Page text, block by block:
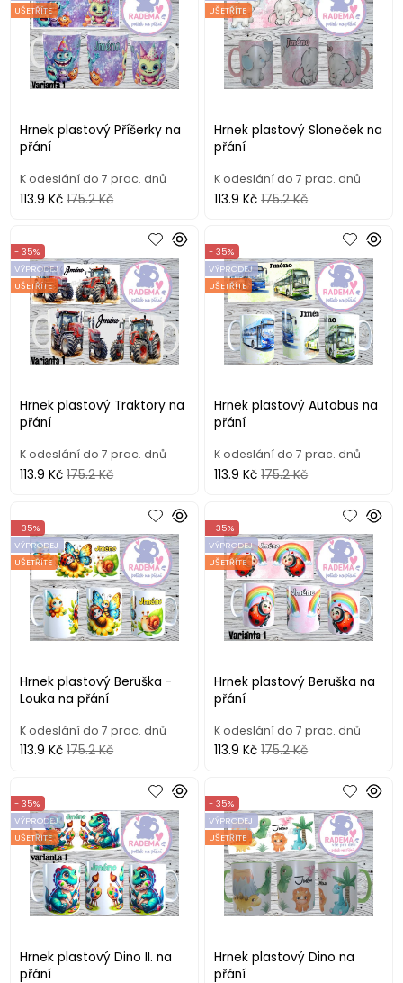
Hrnek plastový Příšerky na
přání
UŠETŘÍTE
K odeslání do 7 prac. dnů
113.9 Kč 175.2 Kč
Hrnek plastový Sloneček na
přání
UŠETŘÍTE
K odeslání do 7 prac. dnů
113.9 Kč 175.2 Kč
Hrnek plastový Traktory na
přání
- 35%
VÝPRODEJ
UŠETŘÍTE
K odeslání do 7 prac. dnů
113.9 Kč 175.2 Kč
Hrnek plastový Autobus na
přání
- 35%
VÝPRODEJ
UŠETŘÍTE
K odeslání do 7 prac. dnů
113.9 Kč 175.2 Kč
Hrnek plastový Beruška -
Louka na přání
- 35%
VÝPRODEJ
UŠETŘÍTE
K odeslání do 7 prac. dnů
113.9 Kč 175.2 Kč
Hrnek plastový Beruška na
přání
- 35%
VÝPRODEJ
UŠETŘÍTE
K odeslání do 7 prac. dnů
113.9 Kč 175.2 Kč
Hrnek plastový Dino II. na
přání
- 35%
VÝPRODEJ
UŠETŘÍTE
Hrnek plastový Dino na
přání
- 35%
VÝPRODEJ
UŠETŘÍTE